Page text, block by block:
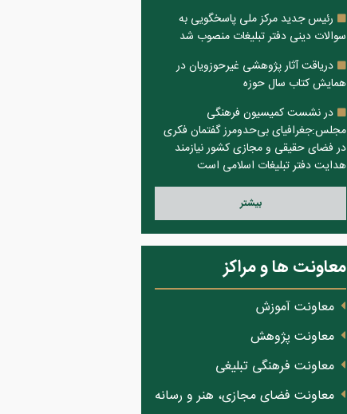
رئیس جدید مرکز ملی پاسخگویی به
سوالات دینی دفتر تبلیغات منصوب شد
دریاقت آثار پژوهشی غیرحوزویان در
همایش کتاب سال حوزه
در نشست کمیسیون فرهنگی
مجلس:جغرافیای بی‌حدومرز گفتمان فکری
در فضای حقیقی و مجازی کشور نیازمند
هدایت دفتر تبلیغات اسلامی است
بيشتر
معاونت ها و مراکز
معاونت آموزش
معاونت پژوهش
معاونت فرهنگی تبلیغی
معاونت فضای مجازی، هنر و رسانه